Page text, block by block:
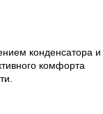
конденсатора и
комфорта